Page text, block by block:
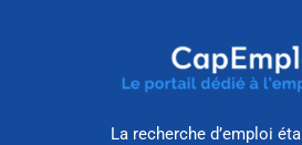
La recherche d’emploi